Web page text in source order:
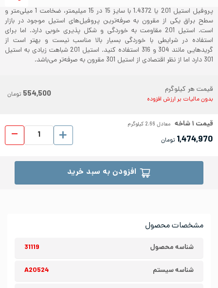
مشخصات محصول
شناسه محصول 31119
شناسه سیستم A20524
پروفیل استیل 201 یا 1.4372 با سایز 15 در 15 میلیمتر، ضخامت 1 میلی‌متر و
سطح براق یکی از مقرون به صرفه‌ترین پروفیل‌های استیل موجود در بازار
است. استیل 201 مقاومت به خوردگی و شکل پذیری خوبی دارد. اما برای
استفاده در شرایطی با خوردگی بسیار بالا مناسب نیست و بهتر است از
گریدهایی مانند 304 و 316 استفاده کنید. استیل 201 شباهت زیادی به استیل
301 دارد اما از نظر اقتصادی از استیل 301 مقرون به صرفه‌تر می‌باشد.
قیمت هر کیلوگرم
بدون مالیات بر ارزش افزوده 554,500 تومان
قیمت ۱شاخه معادل 2.66 کیلوگرم
1,474,970 تومان
افزودن به سبد خرید